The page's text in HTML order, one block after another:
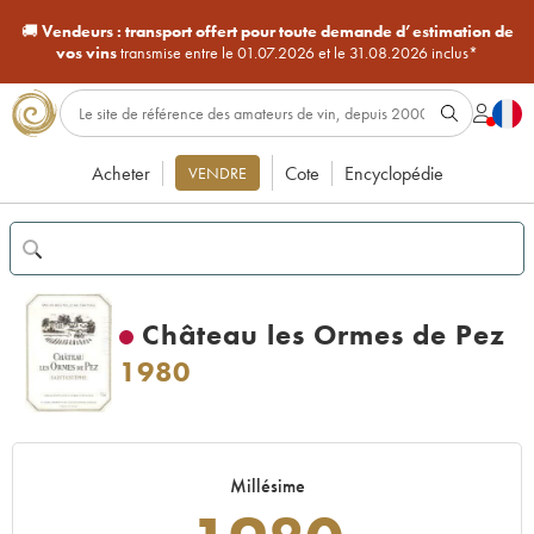
🚚Vendeurs : transport offert pour toute demande d’estimation de
vos vinstransmise entre le 01.07.2026 et le 31.08.2026 inclus*
Acheter VENDRE Cote Encyclopédie
Château les Ormes de Pez
1980
Millésime